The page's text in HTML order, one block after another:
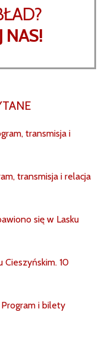
NAS!
transmisja i
transmisja i relacja
się w Lasku
Cieszyńskim. 10
i bilety